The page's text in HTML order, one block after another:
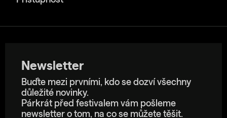
Newsletter
Buďte mezi prvními, kdo se dozví všechny
důležité novinky.
Párkrát před festivalem vám pošleme
newsletter o tom, na co se můžete těšit.